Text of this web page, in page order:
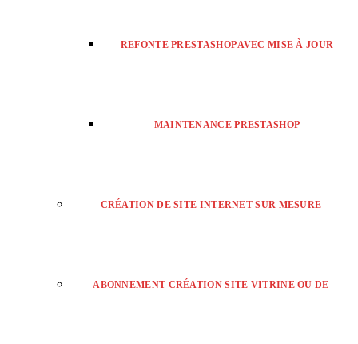
REFONTE PRESTASHOP AVEC MISE À JOUR
MAINTENANCE PRESTASHOP
CRÉATION DE SITE INTERNET SUR MESURE
ABONNEMENT CRÉATION SITE VITRINE OU DE